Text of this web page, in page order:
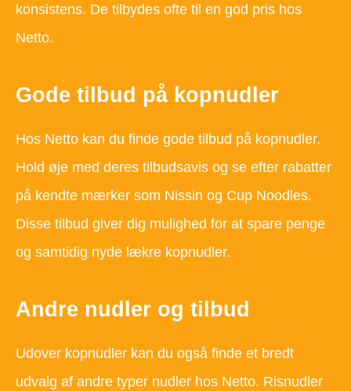
konsistens. De tilbydes ofte til en god pris hos
Netto.
Gode tilbud på kopnudler
Hos Netto kan du finde gode tilbud på kopnudler.
Hold øje med deres tilbudsavis og se efter rabatter
på kendte mærker som Nissin og Cup Noodles.
Disse tilbud giver dig mulighed for at spare penge
og samtidig nyde lækre kopnudler.
Andre nudler og tilbud
Udover kopnudler kan du også finde et bredt
udvalg af andre typer nudler hos Netto. Risnudler